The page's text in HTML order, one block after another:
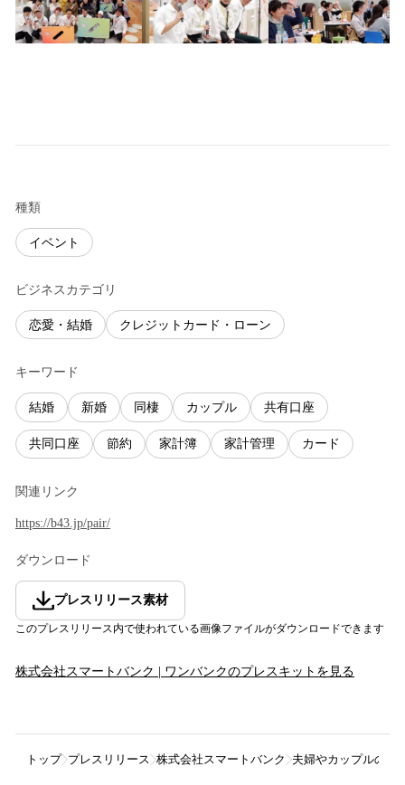
種類
イベント
ビジネスカテゴリ
恋愛・結婚 クレジットカード・ローン
キーワード
結婚 新婚 同棲 カップル 共有口座
共同口座 節約 家計簿 家計管理 カード
関連リンク
https://b43.jp/pair/
ダウンロード
プレスリリース素材
このプレスリリース内で使われている画像ファイルがダウンロードできます
株式会社スマートバンク | ワンバンクのプレスキットを見る
トップ プレスリリース 株式会社スマートバンク 夫婦やカップルの共